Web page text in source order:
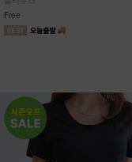
Free